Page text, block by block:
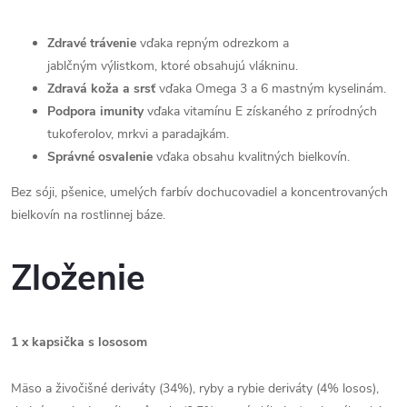
Zdravé trávenie vďaka repným odrezkom a
jablčným výlistkom, ktoré obsahujú vlákninu.
Zdravá koža a srsť vďaka Omega 3 a 6 mastným kyselinám.
Podpora imunityvďaka vitamínu E získaného z prírodných
tukoferolov, mrkvi a paradajkám.
Správné osvalenie vďaka obsahu kvalitných bielkovín.
Bez sóji, pšenice, umelých farbív dochucovadiel a koncentrovaných
bielkovín na rostlinnej báze.
Zloženie
1 x kapsička s lososom
Mäso a živočišné deriváty (34%), ryby a rybie deriváty (4% losos),